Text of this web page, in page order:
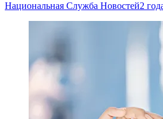
Национальная Служба Новостей2